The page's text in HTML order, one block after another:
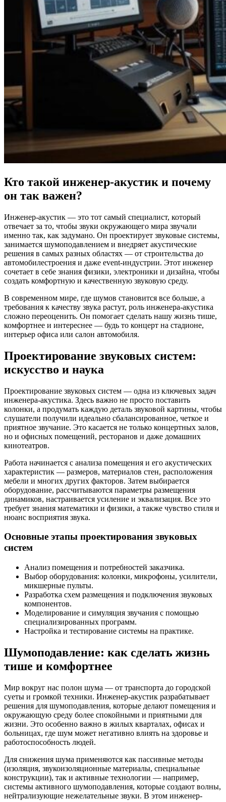
Кто такой инженер-акустик и почему
он так важен?
Инженер-акустик — это тот самый специалист, который
отвечает за то, чтобы звуки окружающего мира звучали
именно так, как задумано. Он проектирует звуковые системы,
занимается шумоподавлением и внедряет акустические
решения в самых разных областях — от строительства до
автомобилестроения и даже event-индустрии. Этот инженер
сочетает в себе знания физики, электроники и дизайна, чтобы
создать комфортную и качественную звуковую среду.
В современном мире, где шумов становится все больше, а
требования к качеству звука растут, роль инженера-акустика
сложно переоценить. Он помогает сделать нашу жизнь тише,
комфортнее и интереснее — будь то концерт на стадионе,
интерьер офиса или салон автомобиля.
Проектирование звуковых систем:
искусство и наука
Проектирование звуковых систем — одна из ключевых задач
инженера-акустика. Здесь важно не просто поставить
колонки, а продумать каждую деталь звуковой картины, чтобы
слушатели получили идеально сбалансированное, четкое и
приятное звучание. Это касается не только концертных залов,
но и офисных помещений, ресторанов и даже домашних
кинотеатров.
Работа начинается с анализа помещения и его акустических
характеристик — размеров, материалов стен, расположения
мебели и многих других факторов. Затем выбирается
оборудование, рассчитываются параметры размещения
динамиков, настраивается усиление и эквализация. Все это
требует знания математики и физики, а также чувство стиля и
нюанс восприятия звука.
Основные этапы проектирования звуковых
систем
Анализ помещения и потребностей заказчика.
Выбор оборудования: колонки, микрофоны, усилители,
микшерные пульты.
Разработка схем размещения и подключения звуковых
компонентов.
Моделирование и симуляция звучания с помощью
специализированных программ.
Настройка и тестирование системы на практике.
Шумоподавление: как сделать жизнь
тише и комфортнее
Мир вокруг нас полон шума — от транспорта до городской
суеты и громкой техники. Инженер-акустик разрабатывает
решения для шумоподавления, которые делают помещения и
окружающую среду более спокойными и приятными для
жизни. Это особенно важно в жилых кварталах, офисах и
больницах, где шум может негативно влиять на здоровье и
работоспособность людей.
Для снижения шума применяются как пассивные методы
(изоляция, звукоизоляционные материалы, специальные
конструкции), так и активные технологии — например,
системы активного шумоподавления, которые создают волны,
нейтрализующие нежелательные звуки. В этом инженер-